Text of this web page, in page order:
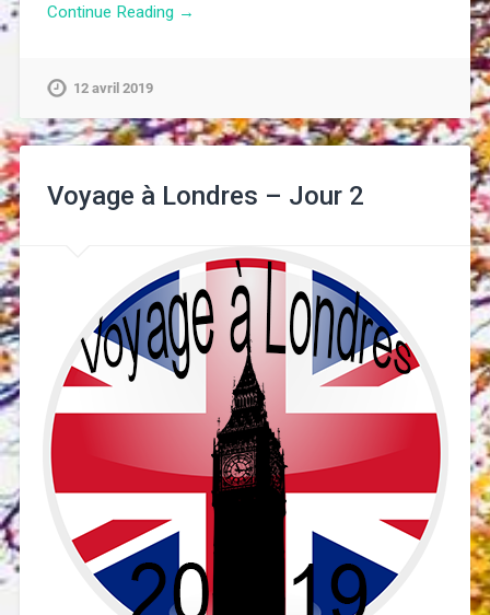
Continue Reading →
12 avril 2019
Voyage à Londres – Jour 2